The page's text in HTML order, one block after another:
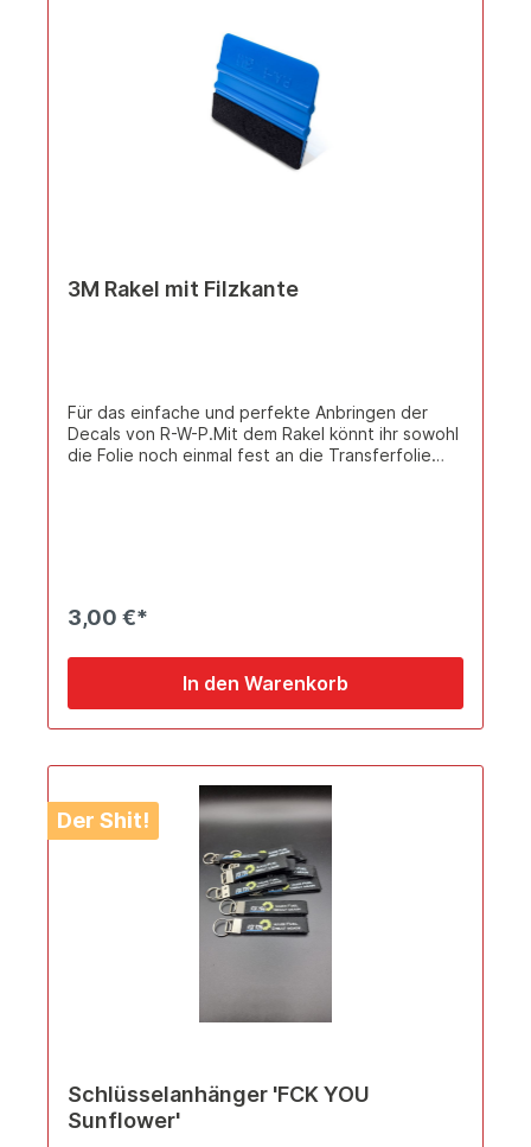
3M Rakel mit Filzkante
Für das einfache und perfekte Anbringen der
Decals von R-W-P.Mit dem Rakel könnt ihr sowohl
die Folie noch einmal fest an die Transferfolie
3,00 €*
In den Warenkorb
Der Shit!
Schlüsselanhänger 'FCK YOU
Sunflower'